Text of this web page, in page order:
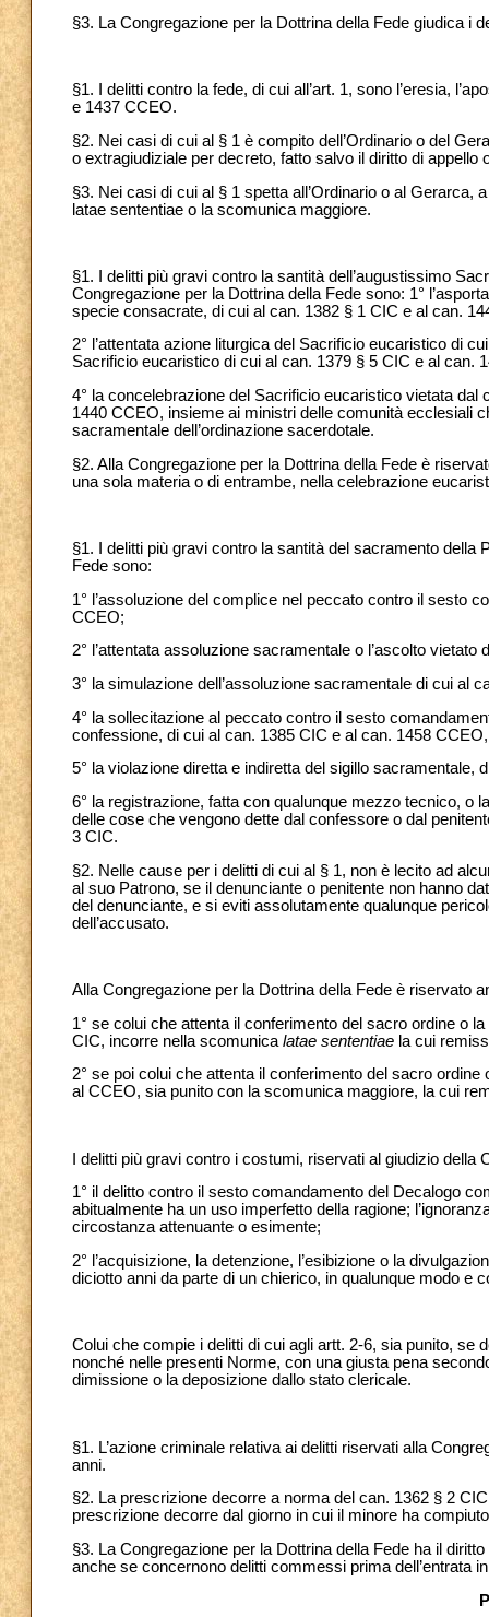
§3. La Congregazione per la Dottrina della Fede giudica i
§1. I delitti contro la fede, di cui all’art. 1, sono l’eresia,
e 1437 CCEO.
§2. Nei casi di cui al § 1 è compito dell’Ordinario o del
o extragiudiziale per decreto, fatto salvo il diritto di
§3. Nei casi di cui al § 1 spetta all’Ordinario o al
latae sententiae o la scomunica maggiore.
§1. I delitti più gravi contro la santità dell’augustissimo
Congregazione per la Dottrina della Fede sono: 1°
specie consacrate, di cui al can. 1382 § 1 CIC e al can.
2° l’attentata azione liturgica del Sacrificio eucaristico di
Sacrificio eucaristico di cui al can. 1379 § 5 CIC e al can.
4° la concelebrazione del Sacrificio eucaristico vietata
1440 CCEO, insieme ai ministri delle comunità ecclesiali
sacramentale dell’ordinazione sacerdotale.
§2. Alla Congregazione per la Dottrina della Fede è
una sola materia o di entrambe, nella celebrazione
§1. I delitti più gravi contro la santità del sacramento della
Fede sono:
1° l’assoluzione del complice nel peccato contro il sesto
CCEO;
2° l’attentata assoluzione sacramentale o l’ascolto
3° la simulazione dell’assoluzione sacramentale di cui al
4° la sollecitazione al peccato contro il sesto
confessione, di cui al can. 1385 CIC e al can. 1458
5° la violazione diretta e indiretta del sigillo sacramentale,
6° la registrazione, fatta con qualunque mezzo tecnico,
delle cose che vengono dette dal confessore o dal
3 CIC.
§2. Nelle cause per i delitti di cui al § 1, non è lecito ad
al suo Patrono, se il denunciante o penitente non hanno
del denunciante, e si eviti assolutamente qualunque
dell’accusato.
Alla Congregazione per la Dottrina della Fede è riservato
1° se colui che attenta il conferimento del sacro ordine o
CIC, incorre nella scomunica latae sententiae la cui
2° se poi colui che attenta il conferimento del sacro
al CCEO, sia punito con la scomunica maggiore, la cui
I delitti più gravi contro i costumi, riservati al giudizio
1° il delitto contro il sesto comandamento del Decalogo
abitualmente ha un uso imperfetto della ragione;
circostanza attenuante o esimente;
2° l’acquisizione, la detenzione, l’esibizione o la
diciotto anni da parte di un chierico, in qualunque modo e
Colui che compie i delitti di cui agli artt. 2-6, sia punito, se
nonché nelle presenti Norme, con una giusta pena
dimissione o la deposizione dallo stato clericale.
§1. L’azione criminale relativa ai delitti riservati alla
anni.
§2. La prescrizione decorre a norma del can. 1362 § 2
prescrizione decorre dal giorno in cui il minore ha
§3. La Congregazione per la Dottrina della Fede ha il
anche se concernono delitti commessi prima dell’entrata